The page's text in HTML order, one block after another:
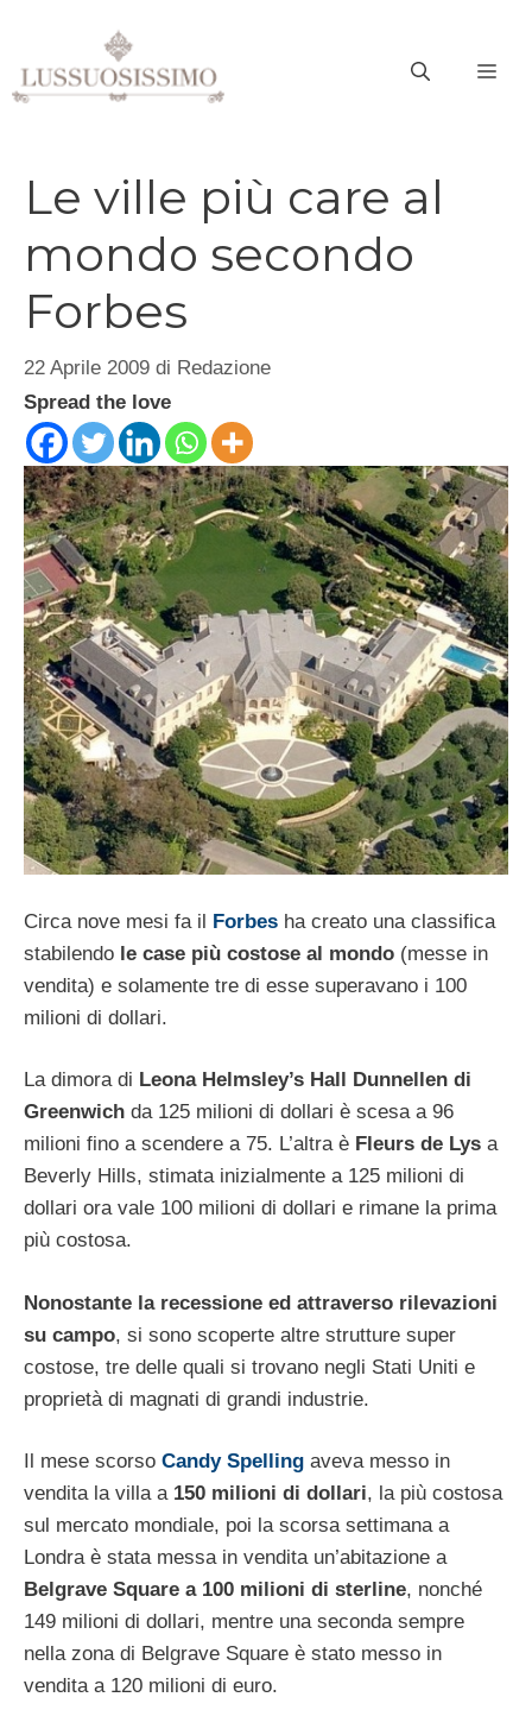
contenuto
Le ville più care al
mondo secondo
Forbes
22 Aprile 2009 di Redazione
Spread the love
Circa nove mesi fa il Forbes ha creato una classifica
stabilendo le case più costose al mondo (messe in
vendita) e solamente tre di esse superavano i 100
milioni di dollari.
La dimora di Leona Helmsley’s Hall Dunnellen di
Greenwich da 125 milioni di dollari è scesa a 96
milioni fino a scendere a 75. L’altra è Fleurs de Lys a
Beverly Hills, stimata inizialmente a 125 milioni di
dollari ora vale 100 milioni di dollari e rimane la prima
più costosa.
Nonostante la recessione ed attraverso rilevazioni
su campo, si sono scoperte altre strutture super
costose, tre delle quali si trovano negli Stati Uniti e
proprietà di magnati di grandi industrie.
Il mese scorso Candy Spelling aveva messo in
vendita la villa a 150 milioni di dollari, la più costosa
sul mercato mondiale, poi la scorsa settimana a
Londra è stata messa in vendita un’abitazione a
Belgrave Square a 100 milioni di sterline, nonché
149 milioni di dollari, mentre una seconda sempre
nella zona di Belgrave Square è stato messo in
vendita a 120 milioni di euro.